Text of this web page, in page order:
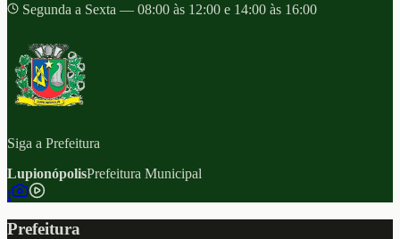
Segunda a Sexta — 08:00 às 12:00 e 14:00 às 16:00
Siga a Prefeitura
LupionópolisPrefeitura Municipal
f
Prefeitura